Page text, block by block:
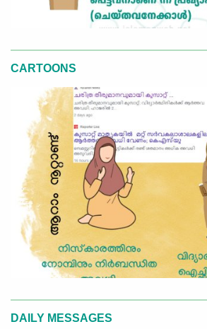
CARTOONS
DAILY MESSAGES